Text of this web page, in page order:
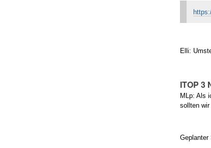
Elli:
ITOP 3
MLp: Als
sollten wir
Geplanter